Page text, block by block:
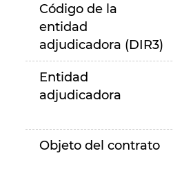
Código de la
entidad
adjudicadora (DIR3)
Entidad
adjudicadora
Objeto del contrato